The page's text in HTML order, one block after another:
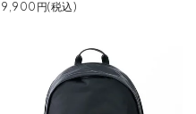
9,900円(税込)